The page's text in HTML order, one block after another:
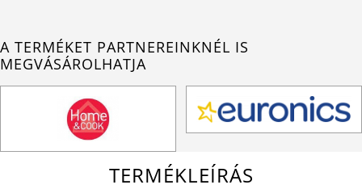
A TERMÉKET PARTNEREINKNÉL IS
MEGVÁSÁROLHATJA
TERMÉKLEÍRÁS